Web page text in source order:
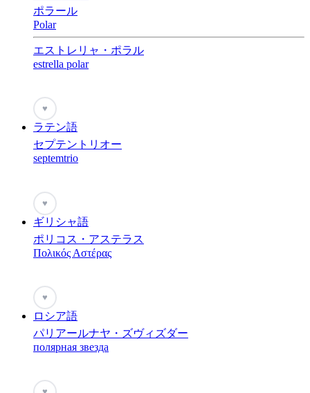
ポラール
Polar
エストレリャ・ポラル
estrella polar
♥
ラテン語
セプテントリオー
septemtrio
♥
ギリシャ語
ポリコス・アステラス
Πολικός Αστέρας
♥
ロシア語
パリアールナヤ・ズヴィズダー
полярная звезда